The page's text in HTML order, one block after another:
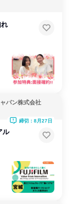
パン株式会社
ル
締切：8月27日